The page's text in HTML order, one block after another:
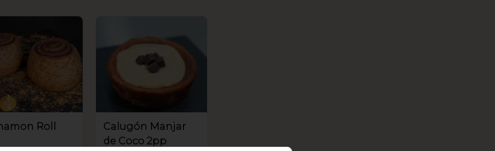
Roll
Calugón Manjar
de Coco 2pp